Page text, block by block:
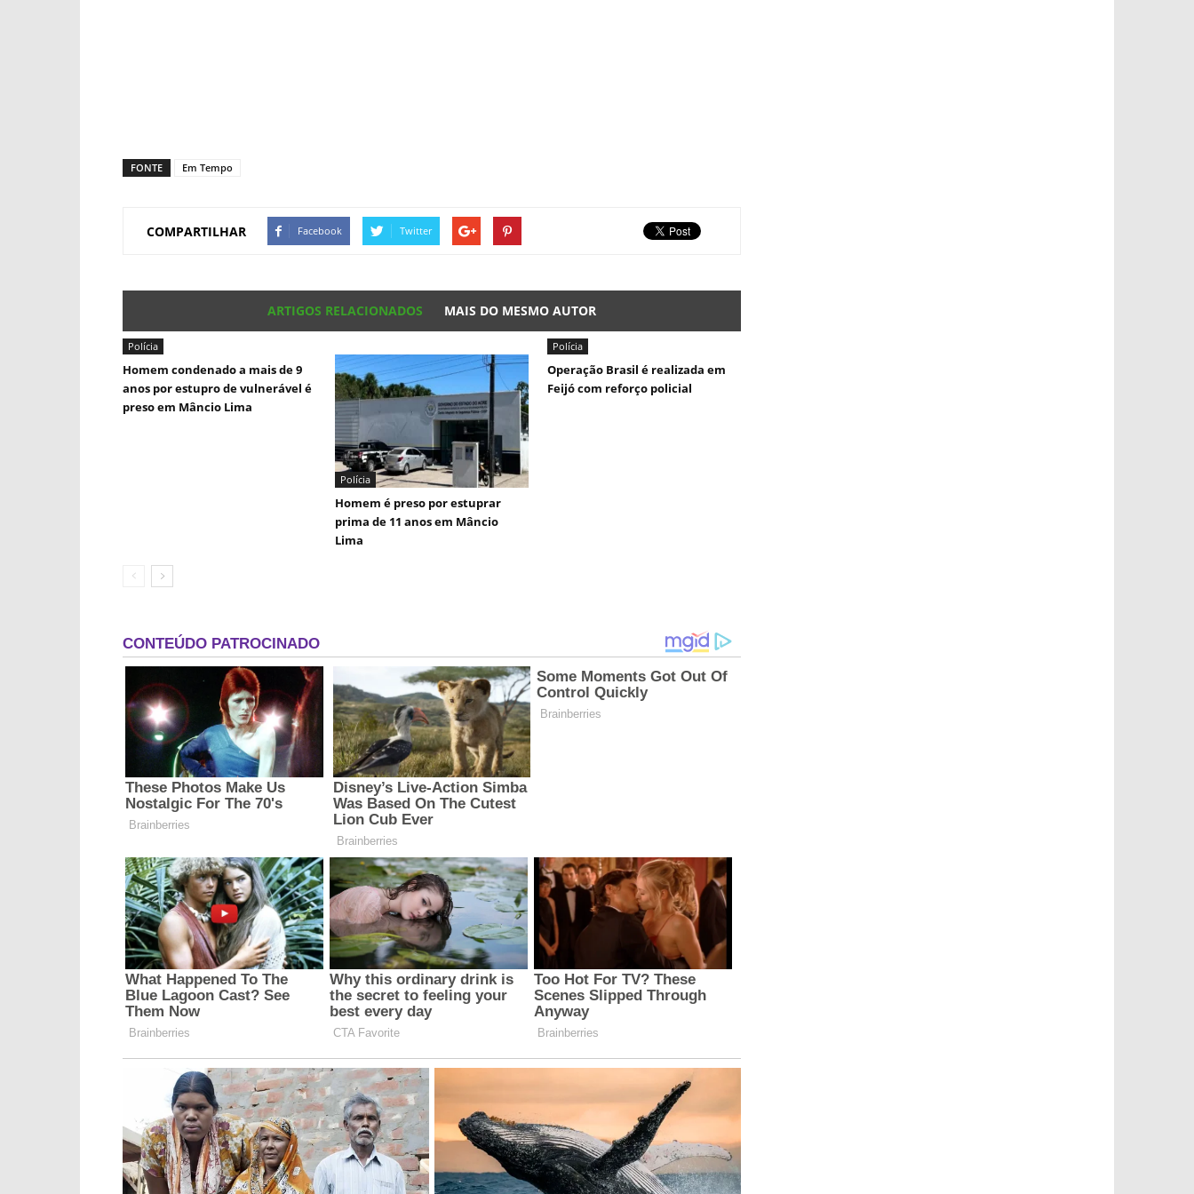
FONTE Em Tempo
COMPARTILHAR Facebook Twitter
ARTIGOS RELACIONADOS MAIS DO MESMO AUTOR
Polícia
Homem condenado a mais de 9
anos por estupro de vulnerável é
preso em Mâncio Lima
Polícia
Homem é preso por estuprar
prima de 11 anos em Mâncio
Lima
Polícia
Operação Brasil é realizada em
Feijó com reforço policial